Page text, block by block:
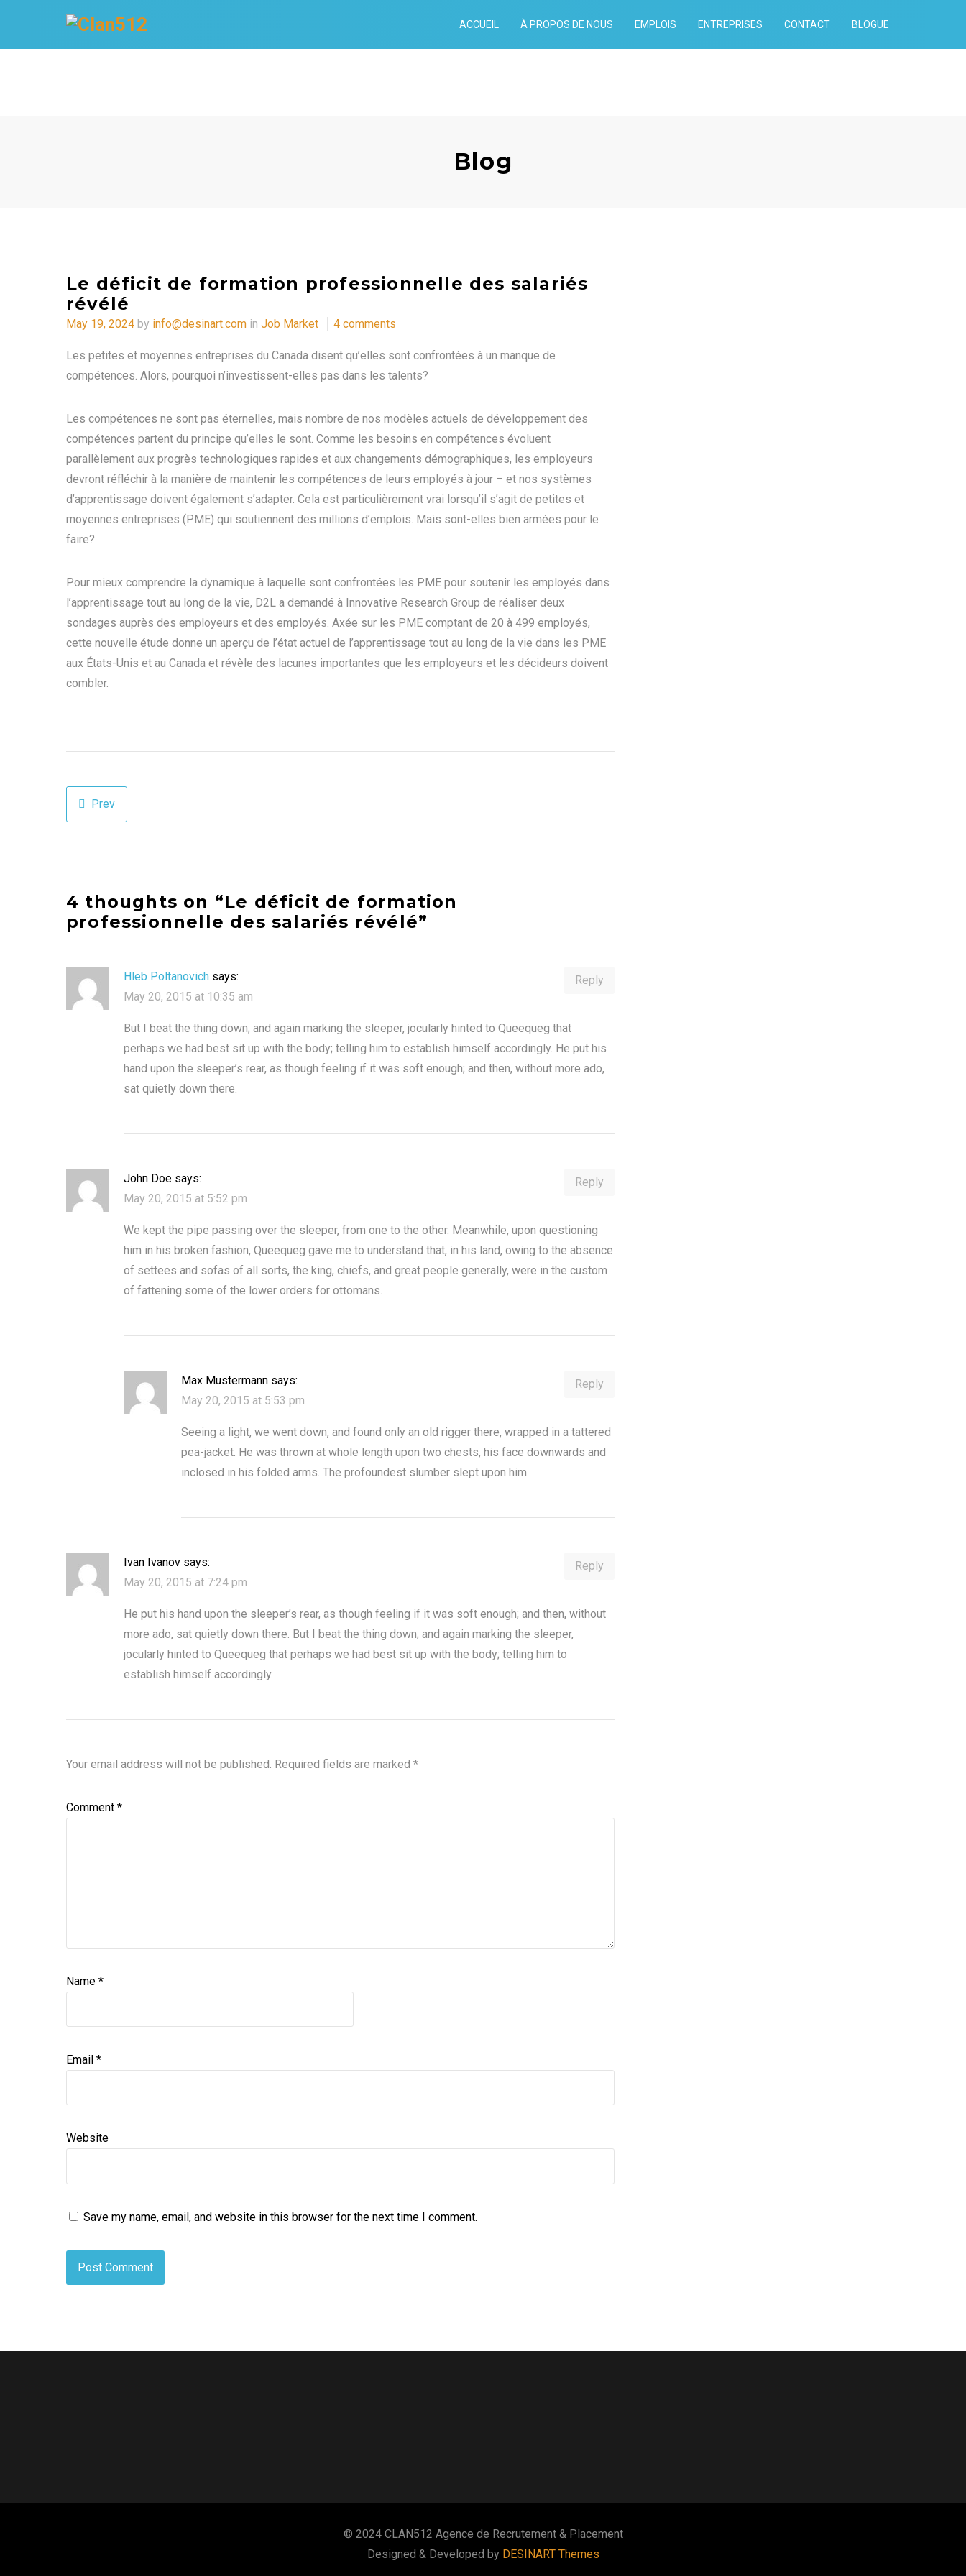
ACCUEIL À PROPOS DE NOUS EMPLOIS ENTREPRISES CONTACT BLOGUE
Blog
Le déficit de formation professionnelle des salariés
révélé
Posted
May 19, 2024 by info@desinart.com in Job Market 4 comments
Les petites et moyennes entreprises du Canada disent qu’elles sont confrontées à un manque de
compétences. Alors, pourquoi n’investissent-elles pas dans les talents?
Les compétences ne sont pas éternelles, mais nombre de nos modèles actuels de développement des
compétences partent du principe qu’elles le sont. Comme les besoins en compétences évoluent
parallèlement aux progrès technologiques rapides et aux changements démographiques, les employeurs
devront réfléchir à la manière de maintenir les compétences de leurs employés à jour – et nos systèmes
d’apprentissage doivent également s’adapter. Cela est particulièrement vrai lorsqu’il s’agit de petites et
moyennes entreprises (PME) qui soutiennent des millions d’emplois. Mais sont-elles bien armées pour le
faire?
Pour mieux comprendre la dynamique à laquelle sont confrontées les PME pour soutenir les employés dans
l’apprentissage tout au long de la vie, D2L a demandé à Innovative Research Group de réaliser deux
sondages auprès des employeurs et des employés. Axée sur les PME comptant de 20 à 499 employés,
cette nouvelle étude donne un aperçu de l’état actuel de l’apprentissage tout au long de la vie dans les PME
aux États-Unis et au Canada et révèle des lacunes importantes que les employeurs et les décideurs doivent
combler.
Prev
4 thoughts on “Le déficit de formation
professionnelle des salariés révélé”
Hleb Poltanovich says:
May 20, 2015 at 10:35 am
But I beat the thing down; and again marking the sleeper, jocularly hinted to Queequeg that
perhaps we had best sit up with the body; telling him to establish himself accordingly. He put his
hand upon the sleeper’s rear, as though feeling if it was soft enough; and then, without more ado,
sat quietly down there.
Reply
John Doe says:
May 20, 2015 at 5:52 pm
We kept the pipe passing over the sleeper, from one to the other. Meanwhile, upon questioning
him in his broken fashion, Queequeg gave me to understand that, in his land, owing to the absence
of settees and sofas of all sorts, the king, chiefs, and great people generally, were in the custom
of fattening some of the lower orders for ottomans.
Reply
Max Mustermann says:
May 20, 2015 at 5:53 pm
Seeing a light, we went down, and found only an old rigger there, wrapped in a tattered
pea-jacket. He was thrown at whole length upon two chests, his face downwards and
inclosed in his folded arms. The profoundest slumber slept upon him.
Reply
Ivan Ivanov says:
May 20, 2015 at 7:24 pm
He put his hand upon the sleeper’s rear, as though feeling if it was soft enough; and then, without
more ado, sat quietly down there. But I beat the thing down; and again marking the sleeper,
jocularly hinted to Queequeg that perhaps we had best sit up with the body; telling him to
establish himself accordingly.
Reply
Your email address will not be published. Required fields are marked *
Comment *
Name *
Email *
Website
Save my name, email, and website in this browser for the next time I comment.
© 2024 CLAN512 Agence de Recrutement & Placement
Designed & Developed by DESINART Themes